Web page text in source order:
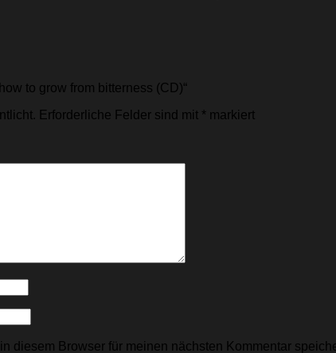
to grow from bitterness (CD)“
Erforderliche Felder sind mit * markiert
diesem Browser für meinen nächsten Kommentar